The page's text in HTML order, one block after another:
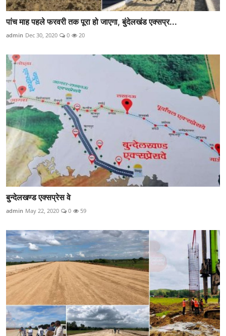
पांच माह पहले फरवरी तक पूरा हो जाएगा, बुंदेलखंड एक्सप्र...
admin Dec 30, 2020 0 20
बुन्देलखण्ड एक्सप्रेस वे
admin May 22, 2020 0 59